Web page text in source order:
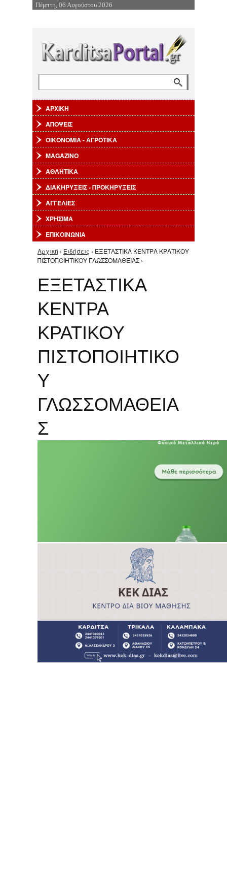
Επιστροφή στην Πλοήγηση
Πέμπτη, 06 Αυγούστου 2026
ΑΡΧΙΚΗ
ΑΠΟΨΕΙΣ
ΟΙΚΟΝΟΜΙΑ - ΑΓΡΟΤΙΚΑ
MAGAZINO
ΑΘΛΗΤΙΚΑ
ΔΙΑΚΗΡΥΞΕΙΣ - ΠΡΟΚΗΡΥΞΕΙΣ
ΑΓΓΕΛΙΕΣ
ΧΡΗΣΙΜΑ
ΕΠΙΚΟΙΝΩΝΙΑ
Είστε εδώ
Αρχική › Ειδήσεις › ΕΞΕΤΑΣΤΙΚΑ ΚΕΝΤΡΑ ΚΡΑΤΙΚΟΥ
ΠΙΣΤΟΠΟΙΗΤΙΚΟΥ ΓΛΩΣΣΟΜΑΘΕΙΑΣ ›
ΕΞΕΤΑΣΤΙΚΑ
ΚΕΝΤΡΑ
ΚΡΑΤΙΚΟΥ
ΠΙΣΤΟΠΟΙΗΤΙΚΟ
Υ
ΓΛΩΣΣΟΜΑΘΕΙΑ
Σ